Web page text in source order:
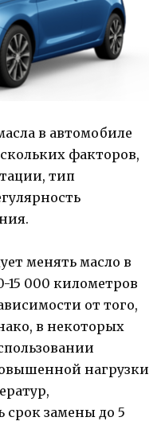
в автомобиле
факторов,
тип
менять масло в
15 000 километров
от того,
в некоторых
нагрузки
срок замены до 5